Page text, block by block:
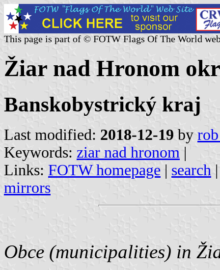
This page is part of © FOTW Flags Of The World
Žiar nad Hronom
Banskobystrický kraj
Last modified: 2018-12-19 by
Keywords: ziar nad hronom |
Links: FOTW homepage | search
mirrors
Obce (municipalities) in